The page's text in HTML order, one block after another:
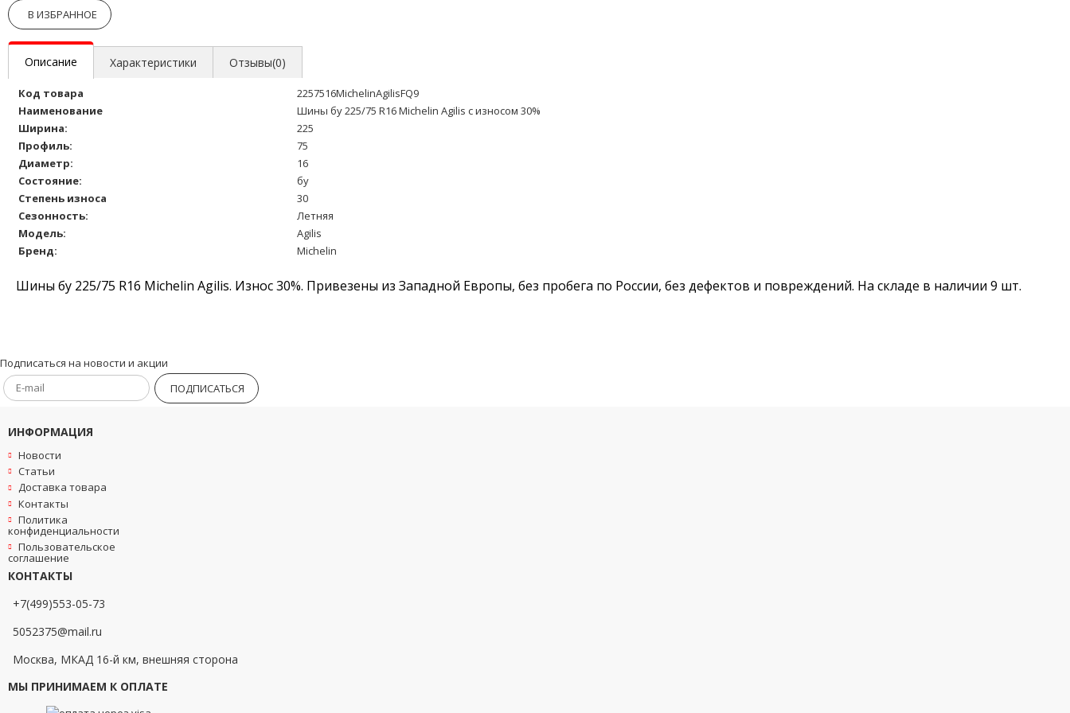
В ИЗБРАННОЕ
Описание Характеристики Отзывы(0)
Код товара
2257516MichelinAgilisFQ9
Наименование
Шины бу 225/75 R16 Michelin Agilis с износом 30%
Ширина:
225
Профиль:
75
Диаметр:
16
Состояние:
бу
Степень износа
30
Сезонность:
Летняя
Модель:
Agilis
Бренд:
Michelin
Шины бу 225/75 R16 Michelin Agilis. Износ 30%. Привезены из Западной Европы, без пробега по России, без дефектов и повреждений. На складе в наличии 9 шт.
Подписаться на новости и акции
ПОДПИСАТЬСЯ
ИНФОРМАЦИЯ
Новости
Статьи
Доставка товара
Контакты
Политика
конфиденциальности
Пользовательское
соглашение
КОНТАКТЫ
+7(499)553-05-73
5052375@mail.ru
Москва, МКАД 16-й км, внешняя сторона
МЫ ПРИНИМАЕМ К ОПЛАТЕ